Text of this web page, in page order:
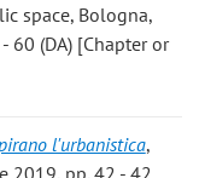
space, Bologna,
60 (DA) [Chapter or
l'urbanistica,
2019, pp. 42 - 42